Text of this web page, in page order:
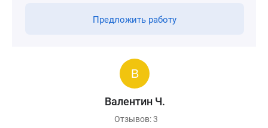
Предложить работу
Валентин Ч.
Отзывов: 3